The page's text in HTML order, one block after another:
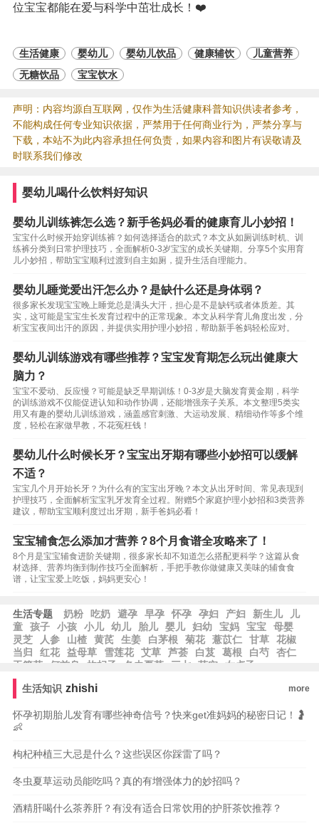
位宝宝都能在爱与科学中茁壮成长！❤️
生活健康 婴幼儿 婴幼儿饮品 健康辅饮
儿童营养
无糖饮品
宝宝饮水
声明：内容均源自互联网，仅作为生活健康科普知识供读者参考，
不能构成任何专业知识依据，严禁用于任何商业行为，严禁分享与
下载，本站不为此内容承担任何负责，如果内容和图片有误敬请及
时联系我们修改
婴幼儿喝什么饮料好知识
婴幼儿训练裤怎么选？新手爸妈必看的健康育儿小妙招！
宝宝什么时候开始穿训练裤？如何选择适合的款式？本文从如厕训练时机、训
练裤分类到日常护理技巧，全面解析0-3岁宝宝的成长关键期。分享5个实用育
儿小妙招，帮助宝宝顺利过渡到自主如厕，提升生活自理能力。
婴幼儿睡觉爱出汗怎么办？是缺什么还是身体弱？
很多家长发现宝宝晚上睡觉总是满头大汗，担心是不是缺钙或者体质差。其
实，这可能是宝宝生长发育过程中的正常现象。本文从科学育儿角度出发，分
析宝宝夜间出汗的原因，并提供实用护理小妙招，帮助新手爸妈轻松应对。
婴幼儿训练游戏有哪些推荐？宝宝发育期怎么玩出健康大
脑力？
宝宝不爱动、反应慢？可能是缺乏早期训练！0-3岁是大脑发育黄金期，科学
的训练游戏不仅能促进认知和动作协调，还能增强亲子关系。本文整理5类实
用又有趣的婴幼儿训练游戏，涵盖感官刺激、大运动发展、精细动作等多个维
度，轻松在家做早教，不花冤枉钱！
婴幼儿什么时候长牙？宝宝出牙期有哪些小妙招可以缓解
不适？
宝宝几个月开始长牙？为什么有的宝宝出牙晚？本文从出牙时间、常见表现到
护理技巧，全面解析宝宝乳牙发育全过程。附赠5个家庭护理小妙招和3类营养
建议，帮助宝宝顺利度过出牙期，新手爸妈必看！
宝宝辅食怎么添加才营养？8个月食谱全攻略来了！
8个月是宝宝辅食进阶关键期，很多家长却不知道怎么搭配更科学？这篇从食
材选择、营养均衡到制作技巧全面解析，手把手教你做健康又美味的辅食食
谱，让宝宝爱上吃饭，妈妈更安心！
生活专题 奶粉 吃奶 避孕 早孕 怀孕 孕妇 产妇 新生儿
儿
童
孩子 小孩 小儿 幼儿 胎儿 婴儿 妇幼 宝妈 宝宝
母婴
灵芝
人参 山楂 黄芪 生姜 白茅根 菊花 薏苡仁 甘草
花椒
当归
红花 益母草 雪莲花 艾草 芦荟 白芨 葛根 白芍
杏仁
玉簪花
何首乌 枸杞子 冬虫夏草 三七 芡实 女贞子
生活知识 zhishi more
怀孕初期胎儿发育有哪些神奇信号？快来get准妈妈的秘密日记！🤰
👶
枸杞种植三大忌是什么？这些误区你踩雷了吗？
冬虫夏草运动员能吃吗？真的有增强体力的妙招吗？
酒精肝喝什么茶养肝？有没有适合日常饮用的护肝茶饮推荐？